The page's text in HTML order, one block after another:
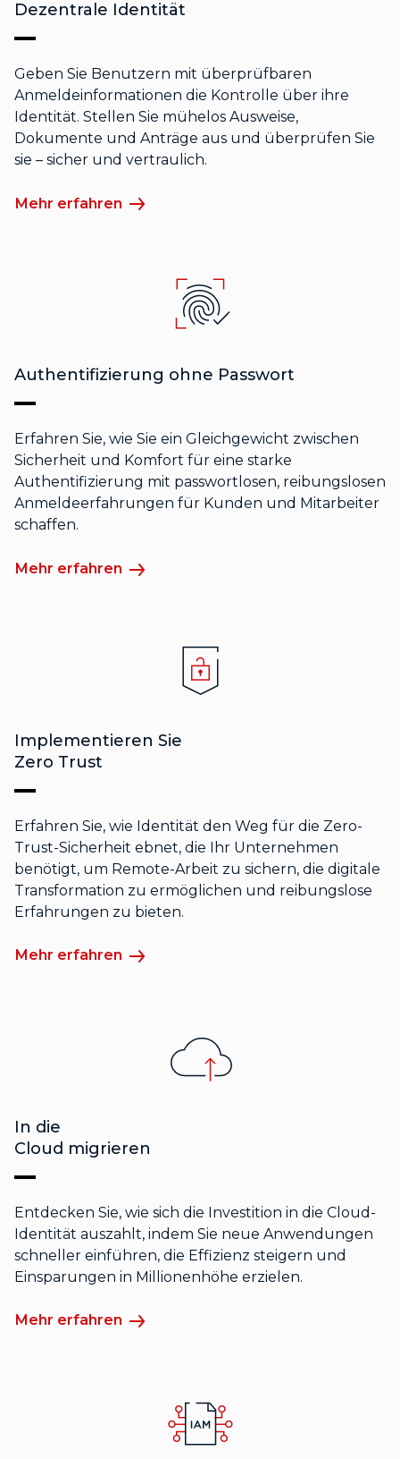
Dezentrale Identität
Geben Sie Benutzern mit überprüfbaren
Anmeldeinformationen die Kontrolle über ihre
Identität. Stellen Sie mühelos Ausweise,
Dokumente und Anträge aus und überprüfen Sie
sie – sicher und vertraulich.
Mehr erfahren
Authentifizierung ohne Passwort
Erfahren Sie, wie Sie ein Gleichgewicht zwischen
Sicherheit und Komfort für eine starke
Authentifizierung mit passwortlosen, reibungslosen
Anmeldeerfahrungen für Kunden und Mitarbeiter
schaffen.
Mehr erfahren
Implementieren Sie
Zero Trust
Erfahren Sie, wie Identität den Weg für die Zero-
Trust-Sicherheit ebnet, die Ihr Unternehmen
benötigt, um Remote-Arbeit zu sichern, die digitale
Transformation zu ermöglichen und reibungslose
Erfahrungen zu bieten.
Mehr erfahren
In die
Cloud migrieren
Entdecken Sie, wie sich die Investition in die Cloud-
Identität auszahlt, indem Sie neue Anwendungen
schneller einführen, die Effizienz steigern und
Einsparungen in Millionenhöhe erzielen.
Mehr erfahren